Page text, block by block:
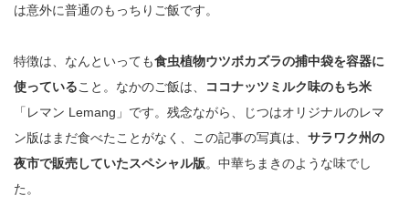
は意外に普通のもっちりご飯です。
特徴は、なんといっても食虫植物ウツボカズラの捕中袋を容器に
使っていること。なかのご飯は、
ココナッツミルク味のもち米
「レマン Lemang」です。残念ながら、じつはオリジナルのレマ
ン版はまだ食べたことがなく、この記事の写真は、 サラワク州の
夜市で販売していたスペシャル版。中華ちまきのような味でし
た。